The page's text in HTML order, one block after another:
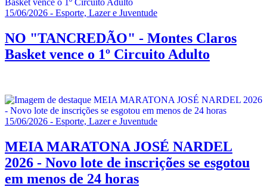
15/06/2026 - Esporte, Lazer e Juventude
NO "TANCREDÃO" - Montes Claros
Basket vence o 1º Circuito Adulto
15/06/2026 - Esporte, Lazer e Juventude
MEIA MARATONA JOSÉ NARDEL
2026 - Novo lote de inscrições se esgotou
em menos de 24 horas